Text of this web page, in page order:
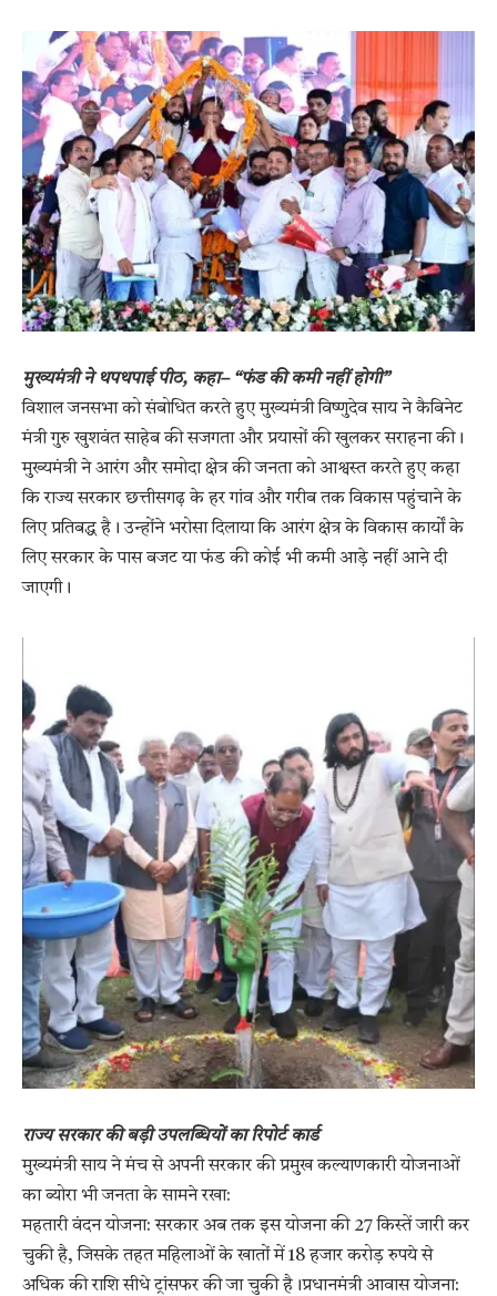
​मुख्यमंत्री ने थपथपाई पीठ, कहा– “फंड की कमी नहीं होगी”
​विशाल जनसभा को संबोधित करते हुए मुख्यमंत्री विष्णुदेव साय ने कैबिनेट
मंत्री गुरु खुशवंत साहेब की सजगता और प्रयासों की खुलकर सराहना की।
मुख्यमंत्री ने आरंग और समोदा क्षेत्र की जनता को आश्वस्त करते हुए कहा
कि राज्य सरकार छत्तीसगढ़ के हर गांव और गरीब तक विकास पहुंचाने के
लिए प्रतिबद्ध है। उन्होंने भरोसा दिलाया कि आरंग क्षेत्र के विकास कार्यों के
लिए सरकार के पास बजट या फंड की कोई भी कमी आड़े नहीं आने दी
जाएगी।
राज्य सरकार की बड़ी उपलब्धियों का रिपोर्ट कार्ड
​मुख्यमंत्री साय ने मंच से अपनी सरकार की प्रमुख कल्याणकारी योजनाओं
का ब्योरा भी जनता के सामने रखा:
​महतारी वंदन योजना: सरकार अब तक इस योजना की 27 किस्तें जारी कर
चुकी है, जिसके तहत महिलाओं के खातों में 18 हजार करोड़ रुपये से
अधिक की राशि सीधे ट्रांसफर की जा चुकी है।​प्रधानमंत्री आवास योजना: